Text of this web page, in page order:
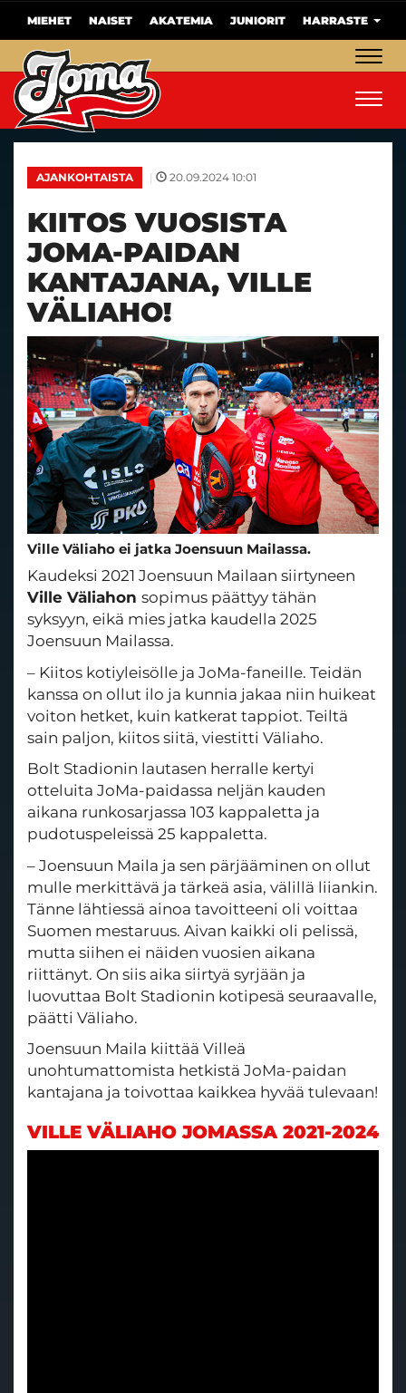
MIEHET NAISET AKATEMIA JUNIORIT HARRASTE
AJANKOHTAISTA | 20.09.2024 10:01
KIITOS VUOSISTA
JOMA-PAIDAN
KANTAJANA, VILLE
VÄLIAHO!
Ville Väliaho ei jatka Joensuun Mailassa.
Kaudeksi 2021 Joensuun Mailaan siirtyneen
Ville Väliahon sopimus päättyy tähän
syksyyn, eikä mies jatka kaudella 2025
Joensuun Mailassa.
– Kiitos kotiyleisölle ja JoMa-faneille. Teidän
kanssa on ollut ilo ja kunnia jakaa niin huikeat
voiton hetket, kuin katkerat tappiot. Teiltä
sain paljon, kiitos siitä, viestitti Väliaho.
Bolt Stadionin lautasen herralle kertyi
otteluita JoMa-paidassa neljän kauden
aikana runkosarjassa 103 kappaletta ja
pudotuspeleissä 25 kappaletta.
– Joensuun Maila ja sen pärjääminen on ollut
mulle merkittävä ja tärkeä asia, välillä liiankin.
Tänne lähtiessä ainoa tavoitteeni oli voittaa
Suomen mestaruus. Aivan kaikki oli pelissä,
mutta siihen ei näiden vuosien aikana
riittänyt. On siis aika siirtyä syrjään ja
luovuttaa Bolt Stadionin kotipesä seuraavalle,
päätti Väliaho.
Joensuun Maila kiittää Villeä
unohtumattomista hetkistä JoMa-paidan
kantajana ja toivottaa kaikkea hyvää tulevaan!
VILLE VÄLIAHO JOMASSA 2021-2024